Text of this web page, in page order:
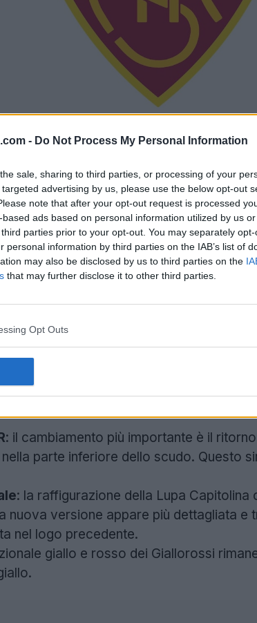
- Do Not Process My Personal Information
sale, sharing to third parties, or processing of your
advertising by us, please use the below opt-out
note that after your opt-out request is processed
ads based on personal information utilized by us
parties prior to your opt-out. You may separately
personal information by third parties on the IAB’s list of
may also be disclosed by us to third parties on the
that may further disclose it to other third parties.
Opt Outs
quello precedente, che aveva
: il cambiamento più importante è il
parte inferiore dello scudo. Questo
: la raffigurazione della Lupa
nuova versione appare più dettagliata e
nel logo precedente.
giallo e rosso dei Giallorossi